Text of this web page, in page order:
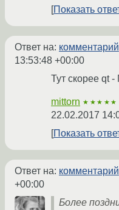
Показать
Ответ на: комментарий
13:53:48 +00:00
Тут скорее qt
mittorn ★★★★★
22.02.2017
Показать
Ответ на: комментарий
+00:00
Более